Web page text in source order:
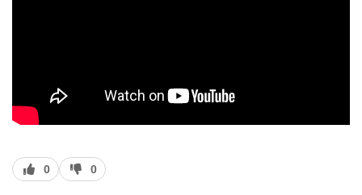
J’aime
0
J’aime
pas
0